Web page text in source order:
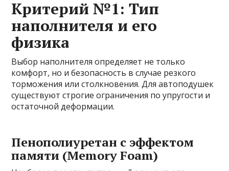
Критерий №1: Тип
наполнителя и его
физика
Выбор наполнителя определяет не только
комфорт, но и безопасность в случае резкого
торможения или столкновения. Для автоподушек
существуют строгие ограничения по упругости и
остаточной деформации.
Пенополиуретан с эффектом
памяти (Memory Foam)